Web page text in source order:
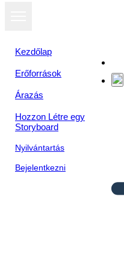
Kezdőlap
Erőforrások
Árazás
Hozzon Létre egy
Storyboard
Nyilvántartás
Bejelentkezni